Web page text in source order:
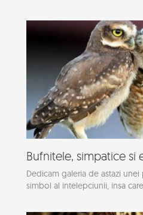
Bufnitele, simpatice si
Dedicam galeria de astazi
simbol al intelepciunii, insa care